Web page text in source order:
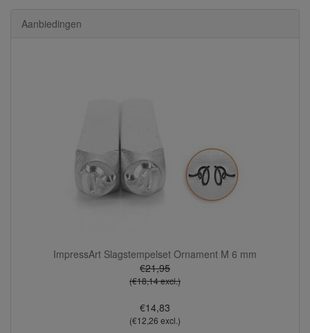
Aanbiedingen
ImpressArt Slagstempelset Ornament M 6 mm
€21,95
(€18,14 excl.)
€14,83
(€12,26 excl.)